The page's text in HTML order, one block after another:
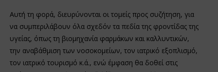
Αυτή τη φορά, διευρύνονται οι τομείς προς συζήτηση, για
να συμπεριλάβουν όλα σχεδόν τα πεδία της φροντίδας της
υγείας, όπως τη βιομηχανία φαρμάκων και καλλυντικών,
την αναβάθμιση των νοσοκομείων, τον ιατρικό εξοπλισμό,
τον ιατρικό τουρισμό κ.ά., ενώ έμφαση θα δοθεί στις